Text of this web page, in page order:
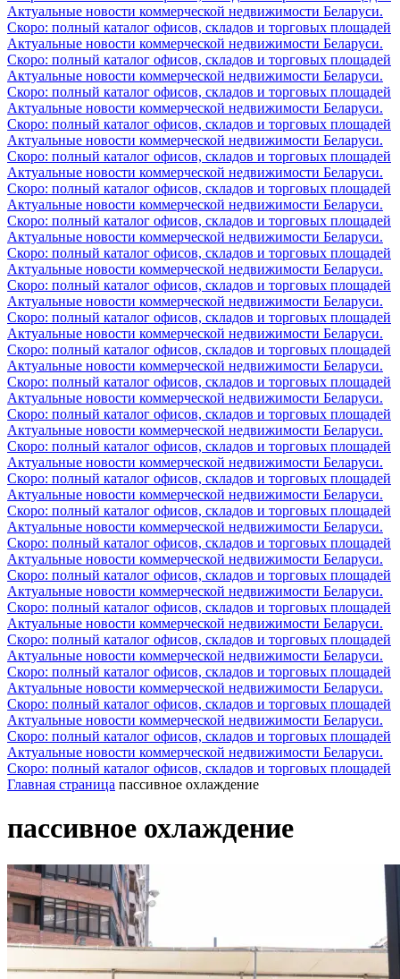
Актуальные новости коммерческой недвижимости Беларуси.
Скоро: полный каталог офисов, складов и торговых площадей
Актуальные новости коммерческой недвижимости Беларуси.
Скоро: полный каталог офисов, складов и торговых площадей
Актуальные новости коммерческой недвижимости Беларуси.
Скоро: полный каталог офисов, складов и торговых площадей
Актуальные новости коммерческой недвижимости Беларуси.
Скоро: полный каталог офисов, складов и торговых площадей
Актуальные новости коммерческой недвижимости Беларуси.
Скоро: полный каталог офисов, складов и торговых площадей
Актуальные новости коммерческой недвижимости Беларуси.
Скоро: полный каталог офисов, складов и торговых площадей
Актуальные новости коммерческой недвижимости Беларуси.
Скоро: полный каталог офисов, складов и торговых площадей
Актуальные новости коммерческой недвижимости Беларуси.
Скоро: полный каталог офисов, складов и торговых площадей
Актуальные новости коммерческой недвижимости Беларуси.
Скоро: полный каталог офисов, складов и торговых площадей
Актуальные новости коммерческой недвижимости Беларуси.
Скоро: полный каталог офисов, складов и торговых площадей
Актуальные новости коммерческой недвижимости Беларуси.
Скоро: полный каталог офисов, складов и торговых площадей
Актуальные новости коммерческой недвижимости Беларуси.
Скоро: полный каталог офисов, складов и торговых площадей
Актуальные новости коммерческой недвижимости Беларуси.
Скоро: полный каталог офисов, складов и торговых площадей
Актуальные новости коммерческой недвижимости Беларуси.
Скоро: полный каталог офисов, складов и торговых площадей
Актуальные новости коммерческой недвижимости Беларуси.
Скоро: полный каталог офисов, складов и торговых площадей
Актуальные новости коммерческой недвижимости Беларуси.
Скоро: полный каталог офисов, складов и торговых площадей
Актуальные новости коммерческой недвижимости Беларуси.
Скоро: полный каталог офисов, складов и торговых площадей
Актуальные новости коммерческой недвижимости Беларуси.
Скоро: полный каталог офисов, складов и торговых площадей
Актуальные новости коммерческой недвижимости Беларуси.
Скоро: полный каталог офисов, складов и торговых площадей
Актуальные новости коммерческой недвижимости Беларуси.
Скоро: полный каталог офисов, складов и торговых площадей
Актуальные новости коммерческой недвижимости Беларуси.
Скоро: полный каталог офисов, складов и торговых площадей
Актуальные новости коммерческой недвижимости Беларуси.
Скоро: полный каталог офисов, складов и торговых площадей
Актуальные новости коммерческой недвижимости Беларуси.
Скоро: полный каталог офисов, складов и торговых площадей
Актуальные новости коммерческой недвижимости Беларуси.
Скоро: полный каталог офисов, складов и торговых площадей
Главная страница пассивное охлаждение
пассивное охлаждение